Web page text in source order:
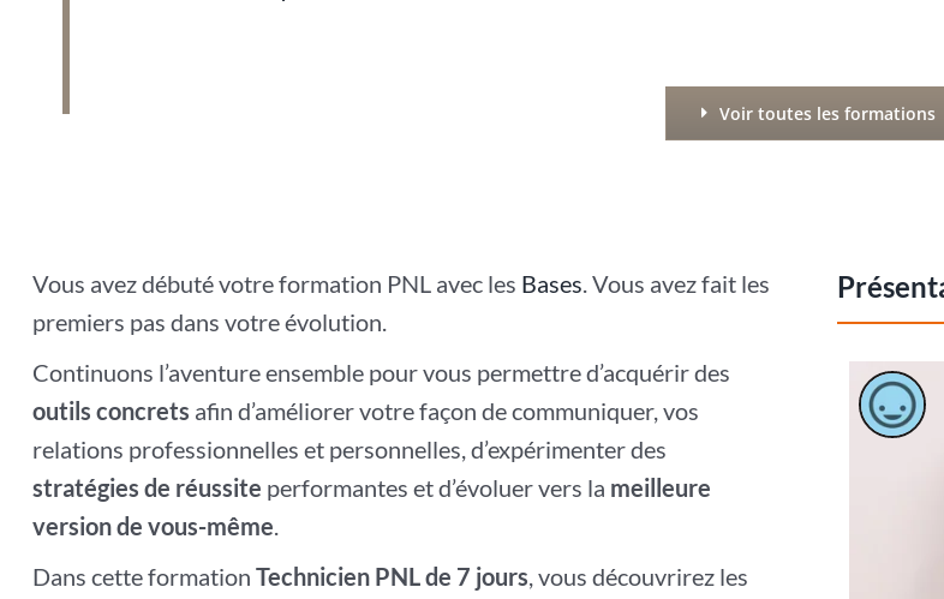
Voir toutes les formations
Vous avez débuté votre formation PNL avec les Bases. Vous avez fait les
premiers pas dans votre évolution.
Continuons l’aventure ensemble pour vous permettre d’acquérir des
outils concrets afin d’améliorer votre façon de communiquer, vos
relations professionnelles et personnelles, d’expérimenter des
stratégies de réussite performantes et d’évoluer vers la meilleure
version de vous-même.
Dans cette formationTechnicien PNL de 7 jours, vous découvrirez les